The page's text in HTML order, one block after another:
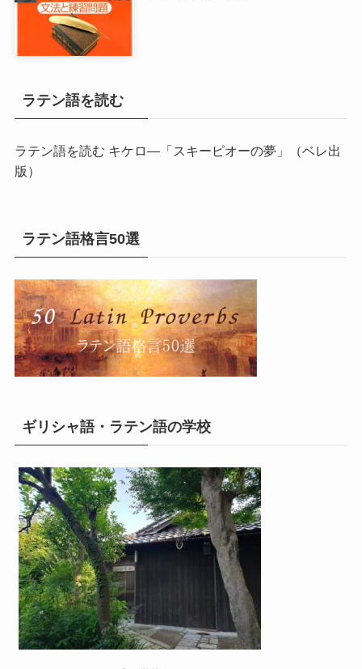
ラテン語を読む
ラテン語を読む キケロ―「スキーピオーの夢」
（ベレ出
版）
ラテン語格言50選
ギリシャ語・ラテン語の学校